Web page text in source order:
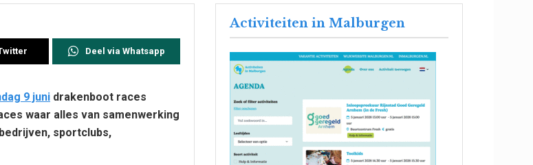
Deel via Whatsapp
9 juni drakenboot races
waar alles van samenwerking
sportclubs,
Activiteiten in Malburgen